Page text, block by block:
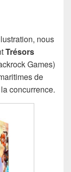
nous
Trésors
Games)
de
concurrence.